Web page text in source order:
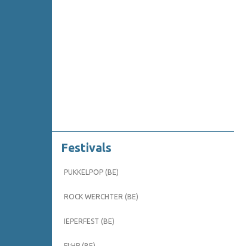
Festivals
PUKKELPOP (BE)
ROCK WERCHTER (BE)
IEPERFEST (BE)